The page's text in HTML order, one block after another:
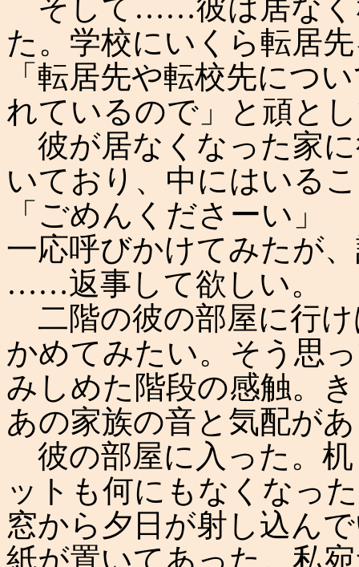
そして……彼は居なく
た。学校にいくら転居
「転居先や転校先につ
れているので」と頑と
彼が居なくなった家
いており、中にはいる
「ごめんくださーい」
一応呼びかけてみたが
……返事して欲しい。
二階の彼の部屋に行
かめてみたい。そう思
みしめた階段の感触。
あの家族の音と気配が
彼の部屋に入った。
ットも何にもなくなっ
窓から夕日が射し込ん
紙が置いてあった。私